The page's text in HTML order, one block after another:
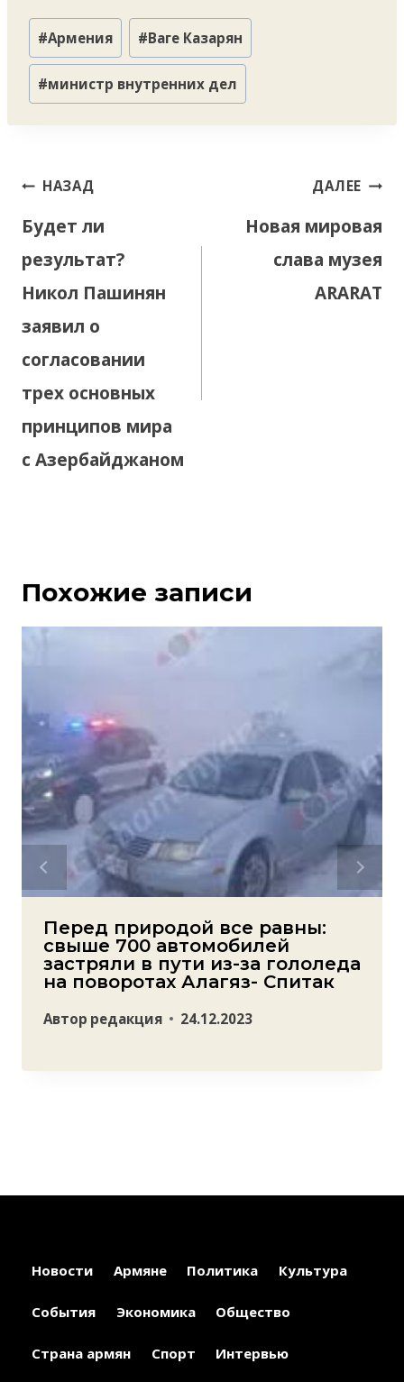
Метки
записи:
#Армения #Ваге Казарян
#министр внутренних дел
Навигация
записям
НАЗАД
Будет ли
результат?
Никол Пашинян
заявил о
согласовании
трех основных
принципов мира
с Азербайджаном
ДАЛЕЕ
Новая мировая
слава музея
ARARAT
Похожие записи
Перед природой все равны:
свыше 700 автомобилей
застряли в пути из-за гололеда
на поворотах Алагяз- Спитак
Автор редакция 24.12.2023
Новости Армяне Политика Культура
События Экономика Общество
Страна армян Спорт Интервью